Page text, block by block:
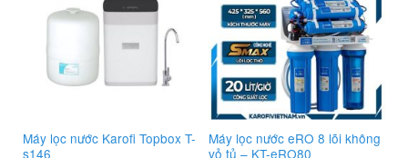
Máy lọc nước Karofi Topbox T-
s146
Máy lọc nước eRO 8 lõi không
vỏ tủ – KT-eRO80